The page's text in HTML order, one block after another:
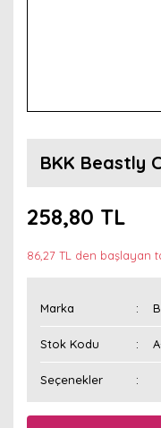
BKK Beastly
258,80 TL
86,27 TL den başlayan
Marka
Stok Kodu
Seçenekler